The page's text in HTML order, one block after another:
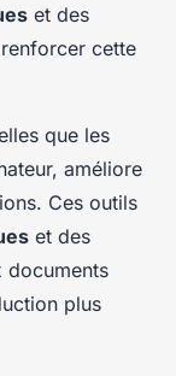
et des
cette
que les
améliore
Ces outils
et des
documents
plus